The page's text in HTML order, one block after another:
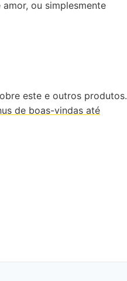
ou simplesmente
este e outros produtos.
de boas-vindas até